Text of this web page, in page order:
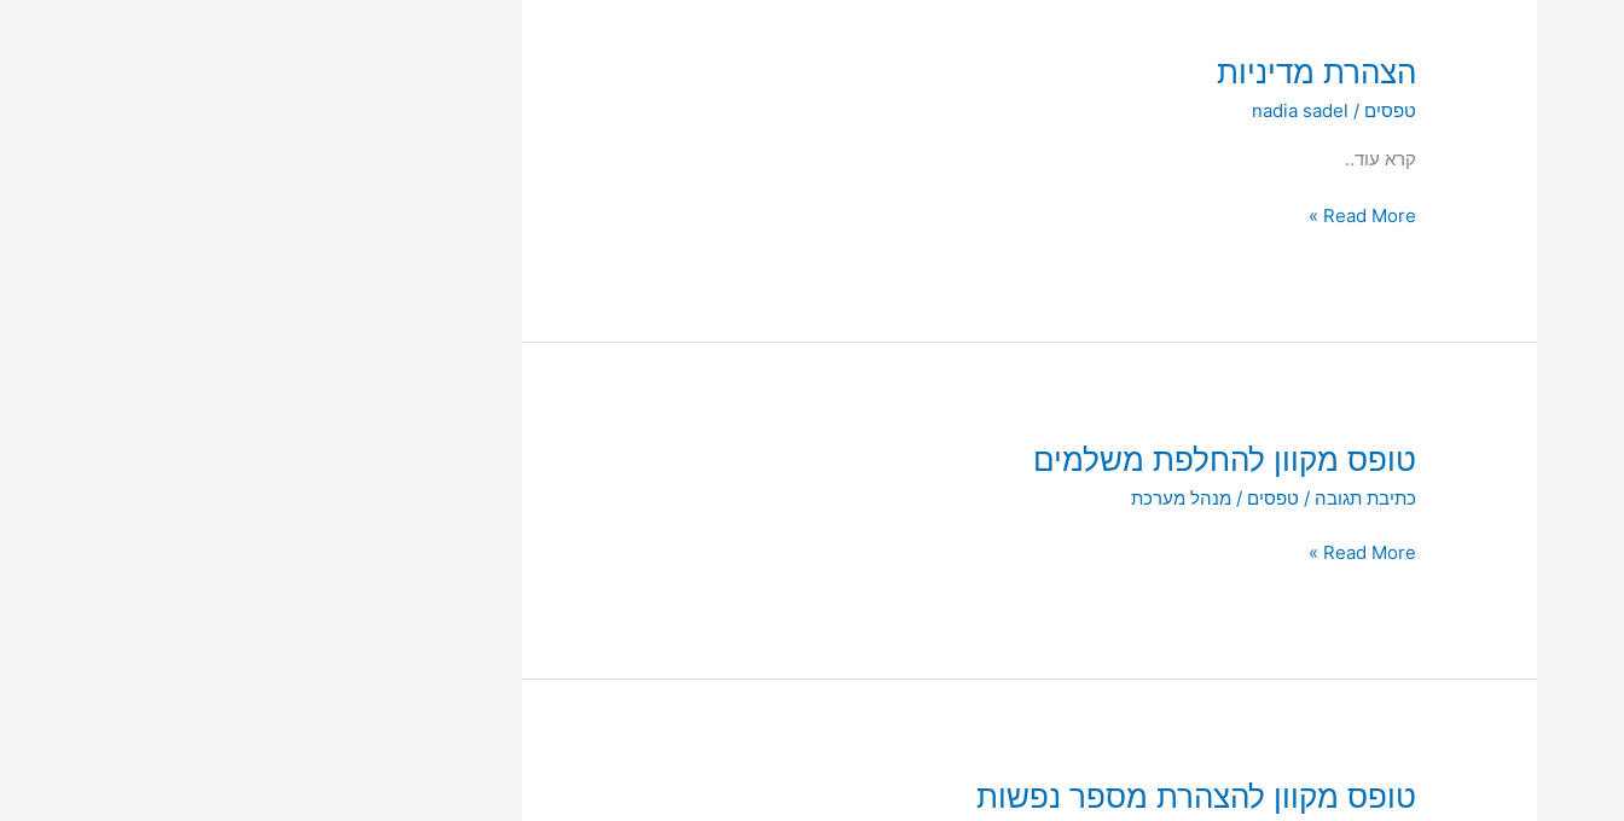
הצהרת מדיניות
טפסים /
nadia sadel
קרא עוד..
הצהרת
Read More »
טופס מקוון להחלפת משלמים
כתיבת תגובה / טפסים /מנהל מערכת
טופס
להחלפת
Read More »
טופס מקוון להצהרת מספר נפשות
טופס